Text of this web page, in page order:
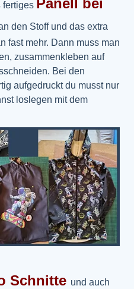
fertiges Panell bei
den Stoff und das extra
fast mehr. Dann muss man
zusammenkleben auf
Bei den
aufgedruckt du musst nur
loslegen mit dem
Schnitte und auch